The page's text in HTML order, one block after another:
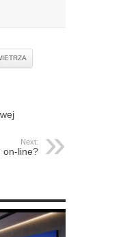
Next:
on-line?